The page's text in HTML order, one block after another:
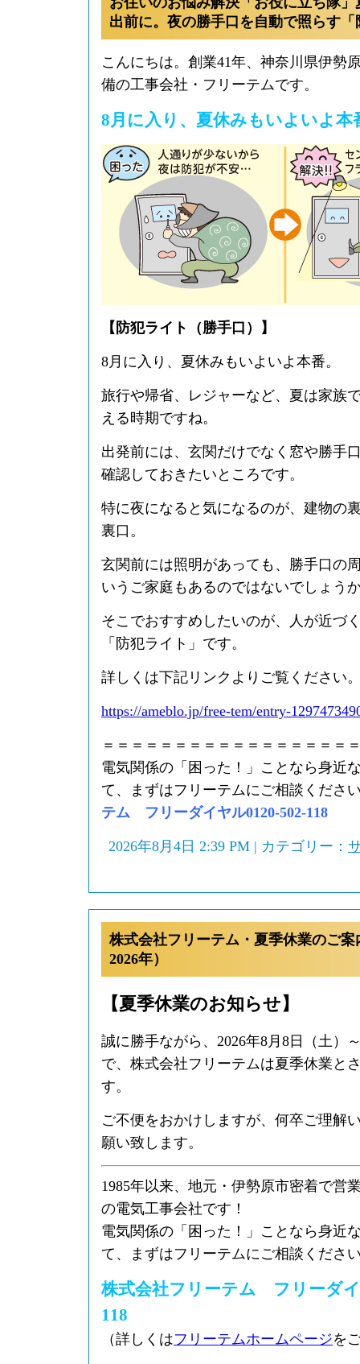
出前に。夜の勝手口を自動で照らす「
こんにちは。創業41年、神奈川県伊勢
備の工事会社・フリーテムです。
8月に入り、夏休みもいよいよ本
【防犯ライト（勝手口）】
8月に入り、夏休みもいよいよ本番。
旅行や帰省、レジャーなど、夏は家族
える時期ですね。
出発前には、玄関だけでなく窓や勝手
確認しておきたいところです。
特に夜になると気になるのが、建物の
裏口。
玄関前には照明があっても、勝手口の
いうご家庭もあるのではないでしょう
そこでおすすめしたいのが、人が近づ
「防犯ライト」です。
詳しくは下記リンクよりご覧ください
https://ameblo.jp/free-tem/entry-
＝＝＝＝＝＝＝＝＝＝＝＝＝＝＝＝＝
電気関係の「困った！」ことなら身近
て、まずはフリーテムにご相談くださ
テム フリーダイヤル0120-502-118
2026年8月4日 2:39 PM | カテゴリー：
株式会社フリーテム・夏季休業のご
2026年）
【夏季休業のお知らせ】
誠に勝手ながら、2026年8月8日（土）
で、株式会社フリーテムは夏季休業と
す。
ご不便をおかけしますが、何卒ご理解
願い致します。
1985年以来、地元・伊勢原市密着で営
の電気工事会社です！
電気関係の「困った！」ことなら身近
て、まずはフリーテムにご相談くださ
株式会社フリーテム フリーダイ
118
（詳しくはフリーテムホームページを